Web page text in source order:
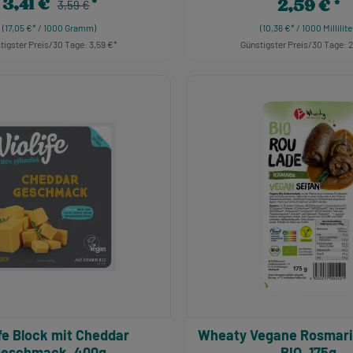
(17,05 €* / 1000 Gramm)
Verkaufspreis:Regulärer Preis:
3,59 €
Preis/30 Tage: 3,59 €
(10,36 €* / 1000
Regulärer Preis:
2,59 €
Günstigster Preis/30 Tage:
Wheaty Vegane Rosmarin Roulade,